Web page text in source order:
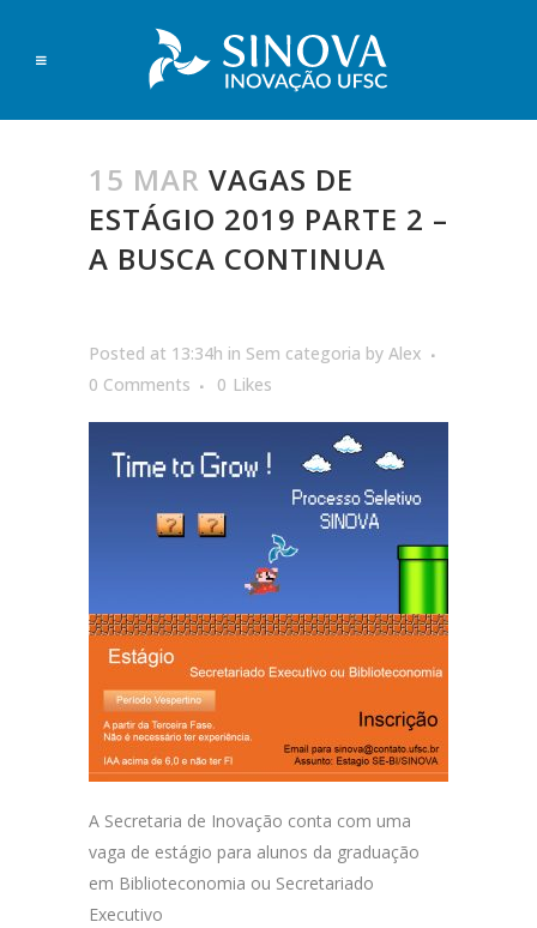
15 MAR VAGAS DE
ESTÁGIO 2019 PARTE 2 –
A BUSCA CONTINUA
Posted at 13:34h in Sem categoria by Alex
0 Comments
0 Likes
A Secretaria de Inovação conta com uma
vaga de estágio para alunos da graduação
em Biblioteconomia ou Secretariado
Executivo